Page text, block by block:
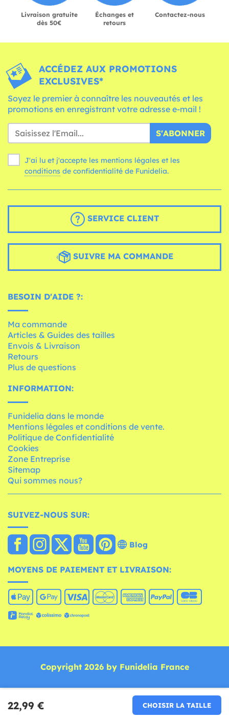
22,99 € CHOISIR LA TAILLE
Livraison gratuite
dès 50€
Échanges et
retours
Contactez-nous
ACCÉDEZ AUX PROMOTIONS
EXCLUSIVES*
Soyez le premier à connaître les nouveautés et les
promotions en enregistrant votre adresse e-mail !
S'ABONNER
J'ai lu et j'accepte les mentions légales et les
conditions de confidentialité de Funidelia.
SERVICE CLIENT
SUIVRE MA COMMANDE
BESOIN D'AIDE ?:
Ma commande
Articles & Guides des tailles
Envois & Livraison
Retours
Plus de questions
INFORMATION:
Funidelia dans le monde
Mentions légales et conditions de vente.
Politique de Confidentialité
Cookies
Zone Entreprise
Sitemap
Qui sommes nous?
SUIVEZ-NOUS SUR:
Blog
MOYENS DE PAIEMENT ET LIVRAISON:
Copyright 2026 by Funidelia France